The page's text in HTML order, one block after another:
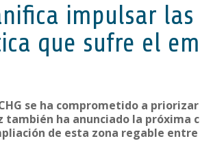
impulsar
que sufre el
se ha comprometido a
también ha anunciado la
de esta zona regable entre